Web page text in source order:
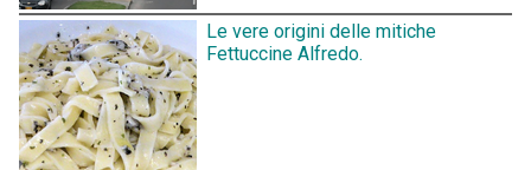
Le vere origini delle mitiche
Fettuccine Alfredo.